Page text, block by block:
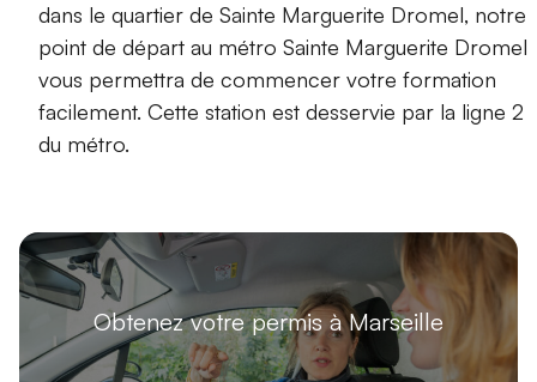
dans le quartier de Sainte Marguerite Dromel, notre
point de départ au métro Sainte Marguerite Dromel
vous permettra de commencer votre formation
facilement. Cette station est desservie par la ligne 2
du métro.
Obtenez votre permis à Marseille